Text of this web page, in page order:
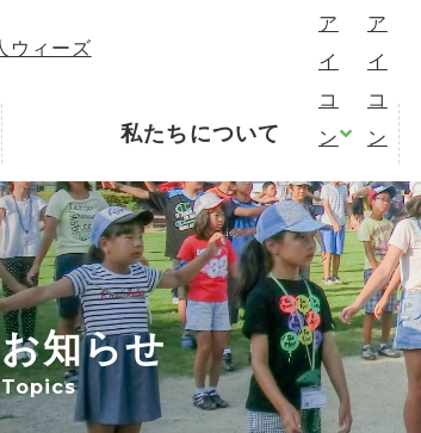
私たちについて
お知らせ
Topics